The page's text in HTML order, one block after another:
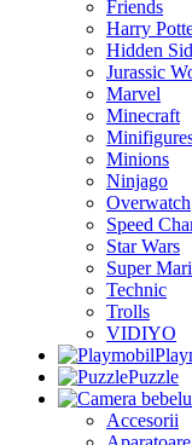
Friends
Harry
Hidden
Jurassic
Marvel
Minecraft
Minions
Ninjago
Overwatch
Speed
Star Wars
Super
Technic
Trolls
VIDIYO
Puzzle
Accesorii